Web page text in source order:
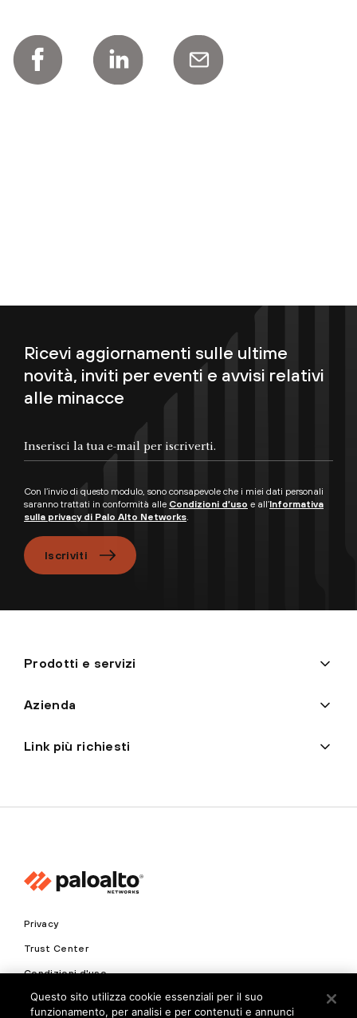
Ricevi aggiornamenti sulle ultime
novità, inviti per eventi e avvisi relativi
alle minacce
Con l’invio di questo modulo, sono consapevole che i miei dati personali
saranno trattati in conformità alle Condizioni d’uso e all’Informativa
sulla privacy di Palo Alto Networks.
Iscriviti
Prodotti e servizi
Azienda
Link più richiesti
Privacy
Trust Center
Condizioni d'uso
Documenti
Questo sito utilizza cookie essenziali per il suo
funzionamento, per analisi e per contenuti e annunci